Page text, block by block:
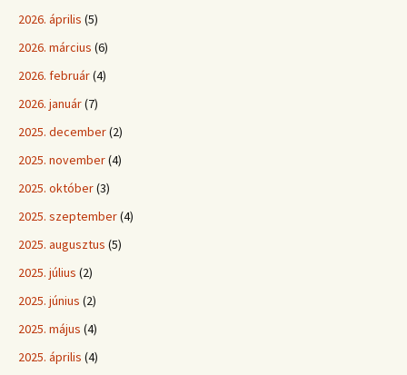
2026. április (5)
2026. március (6)
2026. február(4)
2026. január(7)
2025. december(2)
2025. november(4)
2025. október(3)
2025. szeptember(4)
2025. augusztus (5)
2025. július (2)
2025. június (2)
2025. május (4)
2025. április (4)